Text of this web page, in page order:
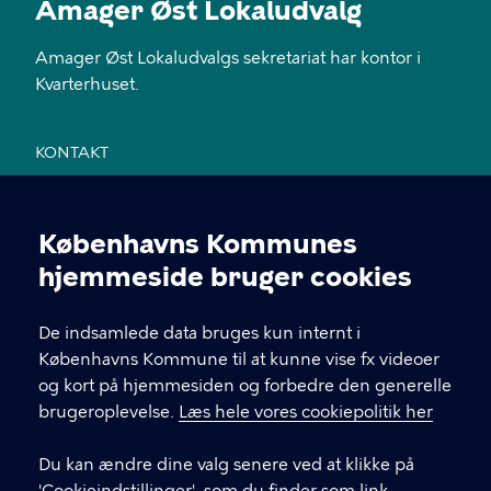
Cookieindstillinger
Københavns Kommunes
hjemmeside bruger cookies
De indsamlede data bruges kun internt i
Københavns Kommune til at kunne vise fx videoer
og kort på hjemmesiden og forbedre den generelle
brugeroplevelse. Læs hele vores cookiepolitik her
Du kan ændre dine valg senere ved at klikke på
Amager Øst Lokaludvalg
Amager Øst Lokaludvalgs sekretariat har kontor i
Kvarterhuset.
KONTAKT
28 11 94 54
EAN nr. 5798009800459
LINKS
Send mail til sekretariatet
Facebook